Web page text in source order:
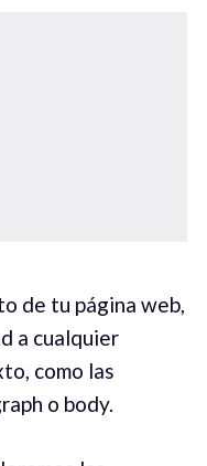
de tu página web,
a cualquier
como las
o body.